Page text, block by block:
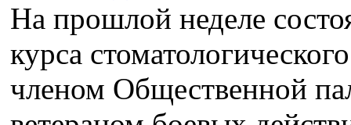
На прошлой неделе
курса
членом Общественной